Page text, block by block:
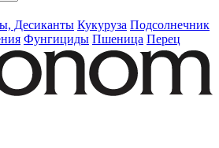
Десиканты Кукуруза Подсолнечник
Фунгициды Пшеница Перец